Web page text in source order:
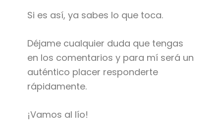
Si es así, ya sabes lo que toca.
Déjame cualquier duda que tengas
en los comentarios y para mí será un
auténtico placer responderte
rápidamente.
¡Vamos al lío!